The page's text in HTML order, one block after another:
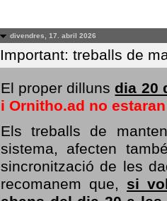
divendres, 17. abril 2026
Important: treballs de
El proper dilluns dia 20
i Ornitho.ad no
Els treballs de
sistema, afecten
sincronització de les
recomanem que, si